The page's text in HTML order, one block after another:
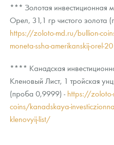
*** Золотая инвестиционная
Орел, 31,1 гр чистого золота
https://zoloto-md.ru/bullion-
moneta-ssha-amerikanskij-orel-
**** Канадская
Кленовый Лист, 1 тройская
(проба 0,9999) - https://
coins/kanadskaya-
klenovyij-list/